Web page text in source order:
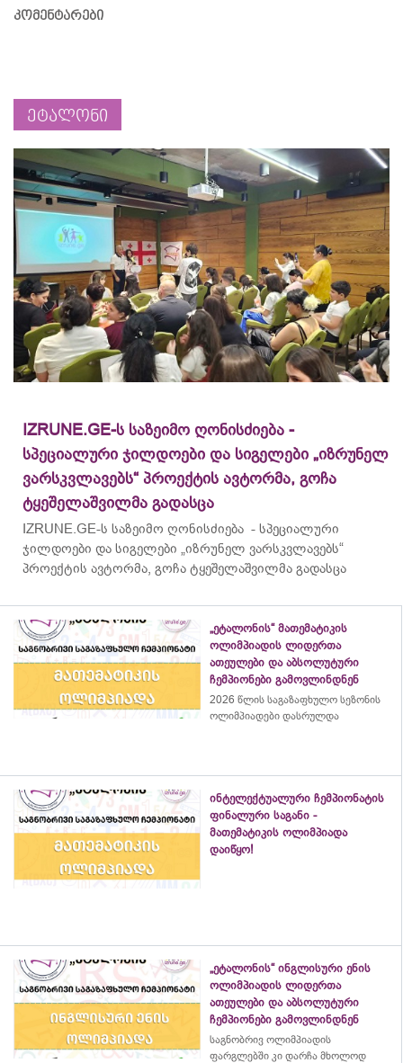
კომენტარები
ეტალონი
IZRUNE.GE-ს საზეიმო ღონისძიება -
სპეციალური ჯილდოები და სიგელები „იზრუნელ
ვარსკვლავებს“ პროექტის ავტორმა, გოჩა
ტყეშელაშვილმა გადასცა
IZRUNE.GE-ს საზეიმო ღონისძიება - სპეციალური
ჯილდოები და სიგელები „იზრუნელ ვარსკვლავებს“
პროექტის ავტორმა, გოჩა ტყეშელაშვილმა გადასცა
„ეტალონის“ მათემატიკის
ოლიმპიადის ლიდერთა
ათეულები და აბსოლუტური
ჩემპიონები გამოვლინდნენ
2026 წლის საგაზაფხულო სეზონის
ოლიმპიადები დასრულდა
ინტელექტუალური ჩემპიონატის
ფინალური საგანი -
მათემატიკის ოლიმპიადა
დაიწყო!
„ეტალონის“ ინგლისური ენის
ოლიმპიადის ლიდერთა
ათეულები და აბსოლუტური
ჩემპიონები გამოვლინდნენ
საგნობრივ ოლიმპიადის
ფარგლებში კი დარჩა მხოლოდ